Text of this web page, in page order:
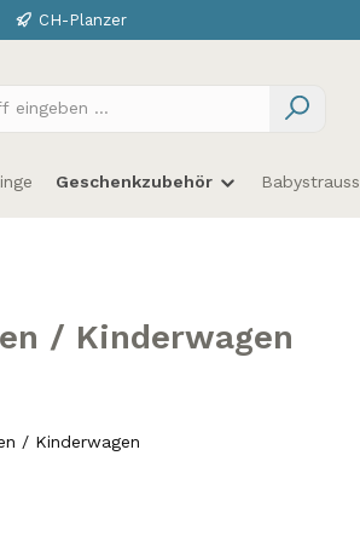
CH-Planzer
Geschenkzubehör Babystrauss
/ Kinderwagen